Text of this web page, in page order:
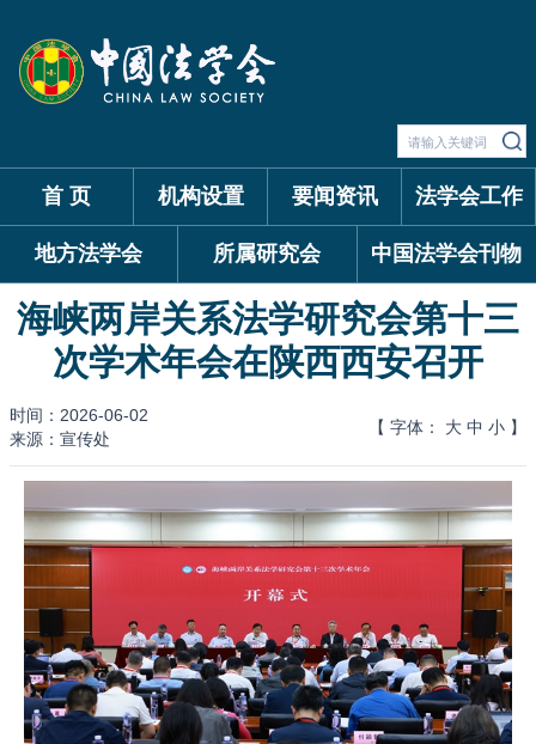
首 页 机构设置 要闻资讯 法学会工作
地方法学会 所属研究会 中国法学会刊物
海峡两岸关系法学研究会第十三
次学术年会在陕西西安召开
时间：2026-06-02
来源：宣传处
【 字体： 大 中 小 】